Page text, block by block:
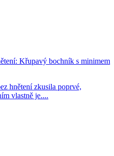
Křupavý bochník s minimem
hnětení zkusila poprvé,
vlastně je....